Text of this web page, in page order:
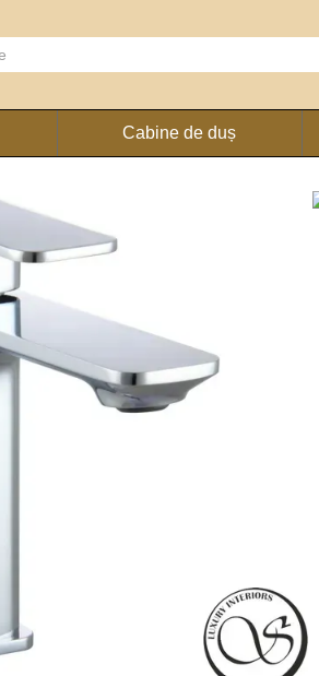
Cabine de duș